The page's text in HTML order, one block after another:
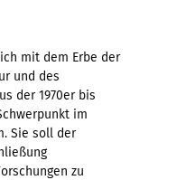
mit dem Erbe der
und des
der 1970er bis
im
Sie soll der
zu